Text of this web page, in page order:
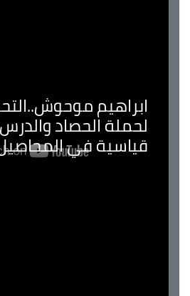
ابراهيم
لحملة الحصاد
قياسية في المحاصيل